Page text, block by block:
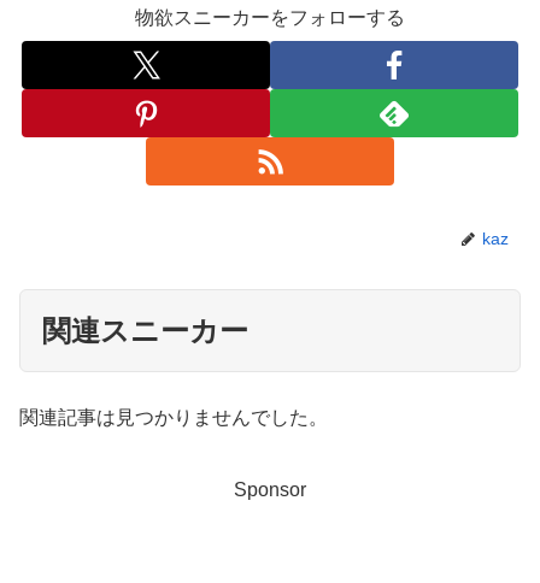
物欲スニーカーをフォローする
kaz
関連スニーカー
関連記事は見つかりませんでした。
Sponsor